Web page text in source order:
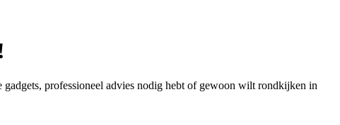
professioneel advies nodig hebt of gewoon wilt rondkijken in